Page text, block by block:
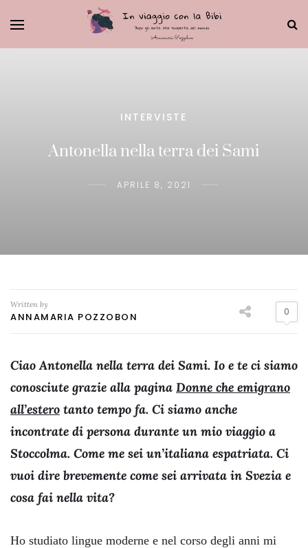
INTERVISTE
Antonella nella terra dei Sami
APRILE 8, 2021
Written by
ANNAMARIA POZZOBON 0
Ciao Antonella nella terra dei Sami. Io e te ci siamo
conosciute grazie alla pagina Donne che emigrano
all’estero tanto tempo fa. Ci siamo anche
incontrate di persona durante un mio viaggio a
Stoccolma. Come me sei un’italiana espatriata. Ci
vuoi dire brevemente come sei arrivata in Svezia e
cosa fai nella vita?
Ho studiato lingue moderne e nel corso degli anni mi